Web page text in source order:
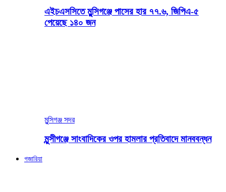
এইচএসসিতে মুন্সিগঞ্জে পাসের হার ৭৭.৬, জিপিএ-৫
পেয়েছে ১৪০ জন
মুন্সিগঞ্জ সদর
মুন্সীগঞ্জে সাংবাদিকের ওপর হামলার প্রতিবাদে মানববন্ধন
গজারিয়া